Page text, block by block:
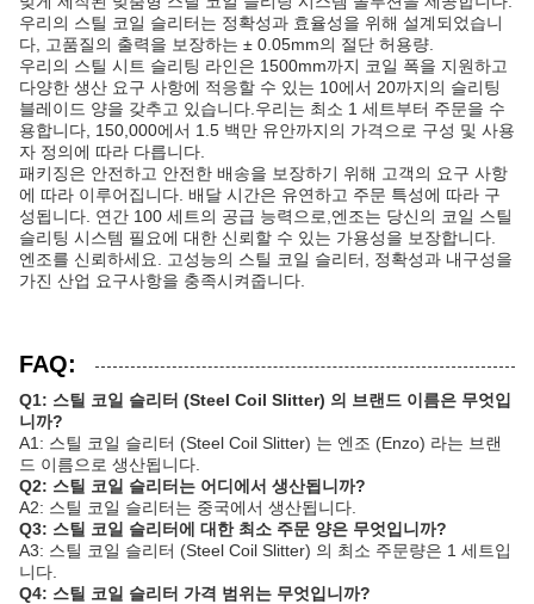
우리의 스틸 코일 슬리터는 정확성과 효율성을 위해 설계되었습니
다, 고품질의 출력을 보장하는 ± 0.05mm의 절단 허용량.
우리의 스틸 시트 슬리팅 라인은 1500mm까지 코일 폭을 지원하고
다양한 생산 요구 사항에 적응할 수 있는 10에서 20까지의 슬리팅
블레이드 양을 갖추고 있습니다.우리는 최소 1 세트부터 주문을 수
용합니다, 150,000에서 1.5 백만 유안까지의 가격으로 구성 및 사용
자 정의에 따라 다릅니다.
패키징은 안전하고 안전한 배송을 보장하기 위해 고객의 요구 사항
에 따라 이루어집니다. 배달 시간은 유연하고 주문 특성에 따라 구
성됩니다. 연간 100 세트의 공급 능력으로,엔조는 당신의 코일 스틸
슬리팅 시스템 필요에 대한 신뢰할 수 있는 가용성을 보장합니다.
엔조를 신뢰하세요. 고성능의 스틸 코일 슬리터, 정확성과 내구성을
가진 산업 요구사항을 충족시켜줍니다.
FAQ:
Q1: 스틸 코일 슬리터 (Steel Coil Slitter) 의 브랜드 이름은 무엇입
니까?
A1: 스틸 코일 슬리터 (Steel Coil Slitter) 는 엔조 (Enzo) 라는 브랜
드 이름으로 생산됩니다.
Q2: 스틸 코일 슬리터는 어디에서 생산됩니까?
A2: 스틸 코일 슬리터는 중국에서 생산됩니다.
Q3: 스틸 코일 슬리터에 대한 최소 주문 양은 무엇입니까?
A3: 스틸 코일 슬리터 (Steel Coil Slitter) 의 최소 주문량은 1 세트입
니다.
Q4: 스틸 코일 슬리터 가격 범위는 무엇입니까?